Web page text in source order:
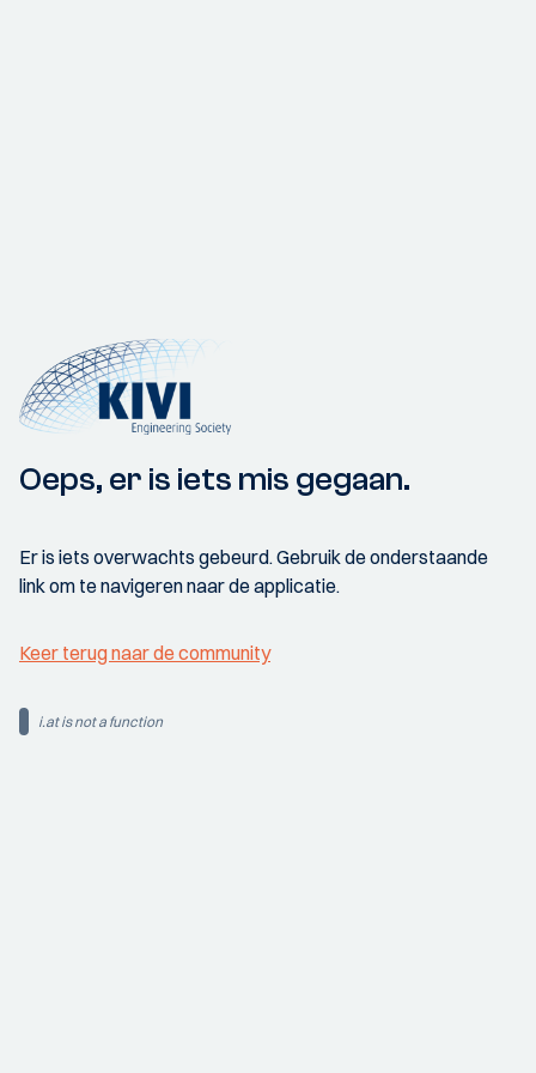
Oeps, er is iets mis gegaan.
Er is iets overwachts gebeurd. Gebruik de onderstaande
link om te navigeren naar de applicatie.
Keer terug naar de community
i.at is not a function